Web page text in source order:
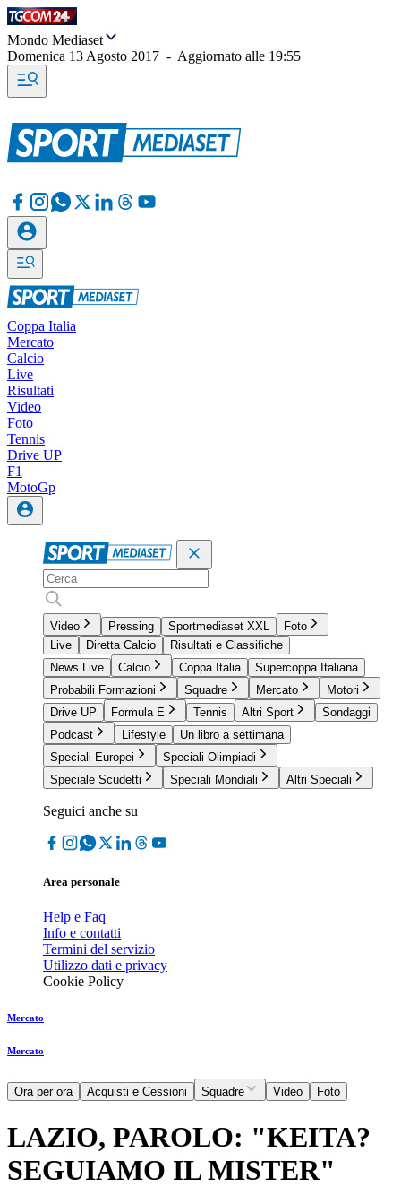
Mondo Mediaset
Domenica 13 Agosto 2017 - Aggiornato alle 19:55
Coppa Italia
Mercato
Calcio
Live
Risultati
Video
Foto
Tennis
Drive UP
F1
MotoGp
Video Pressing Sportmediaset XXL
Foto
Live
Diretta Calcio
Risultati e Classifiche
News Live
Calcio Coppa Italia
Supercoppa Italiana
Probabili Formazioni
Squadre Mercato
Motori
Drive UP
Formula E Tennis Altri Sport
Sondaggi
Podcast
Lifestyle
Un libro a settimana
Speciali Europei
Speciali Olimpiadi
Speciale Scudetti
Speciali Mondiali Altri Speciali
Seguici anche su
Area personale
Help e Faq
Info e contatti
Termini del servizio
Utilizzo dati e privacy
Cookie Policy
Mercato
Mercato
Ora per ora Acquisti e Cessioni Squadre Video Foto
LAZIO, PAROLO: "KEITA?
SEGUIAMO IL MISTER"